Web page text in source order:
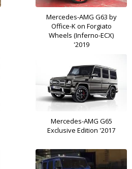
Mercedes-AMG G63 by
Office-K on Forgiato
Wheels (Inferno-ECX)
'2019
Mercedes-AMG G65
Exclusive Edition '2017